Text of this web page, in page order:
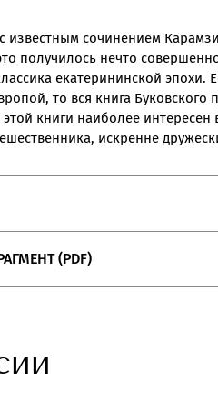
известным сочинением
получилось нечто
екатерининской эпохи.
то вся книга
книги наиболее
искренне
(PDF)